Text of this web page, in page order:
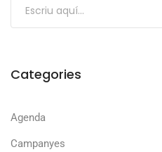
Categories
Agenda
Campanyes